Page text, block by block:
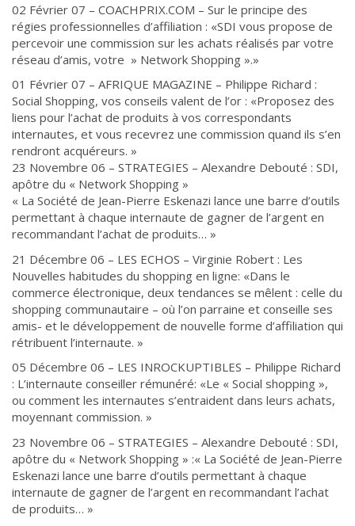
02 Février 07 – COACHPRIX.COM – Sur le principe des
régies professionnelles d’affiliation : «SDI vous propose de
percevoir une commission sur les achats réalisés par votre
réseau d’amis, votre » Network Shopping ».»
01 Février 07 – AFRIQUE MAGAZINE – Philippe Richard :
Social Shopping, vos conseils valent de l’or : «Proposez des
liens pour l’achat de produits à vos correspondants
internautes, et vous recevrez une commission quand ils s’en
rendront acquéreurs. »
23 Novembre 06 – STRATEGIES – Alexandre Debouté : SDI,
apôtre du « Network Shopping »
« La Société de Jean-Pierre Eskenazi lance une barre d’outils
permettant à chaque internaute de gagner de l’argent en
recommandant l’achat de produits… »
21 Décembre 06 – LES ECHOS – Virginie Robert : Les
Nouvelles habitudes du shopping en ligne: «Dans le
commerce électronique, deux tendances se mêlent : celle du
shopping communautaire – où l’on parraine et conseille ses
amis- et le développement de nouvelle forme d’affiliation qui
rétribuent l’internaute. »
05 Décembre 06 – LES INROCKUPTIBLES – Philippe Richard
: L’internaute conseiller rémunéré: «Le « Social shopping »,
ou comment les internautes s’entraident dans leurs achats,
moyennant commission. »
23 Novembre 06 – STRATEGIES – Alexandre Debouté : SDI,
apôtre du « Network Shopping » :« La Société de Jean-Pierre
Eskenazi lance une barre d’outils permettant à chaque
internaute de gagner de l’argent en recommandant l’achat
de produits… »